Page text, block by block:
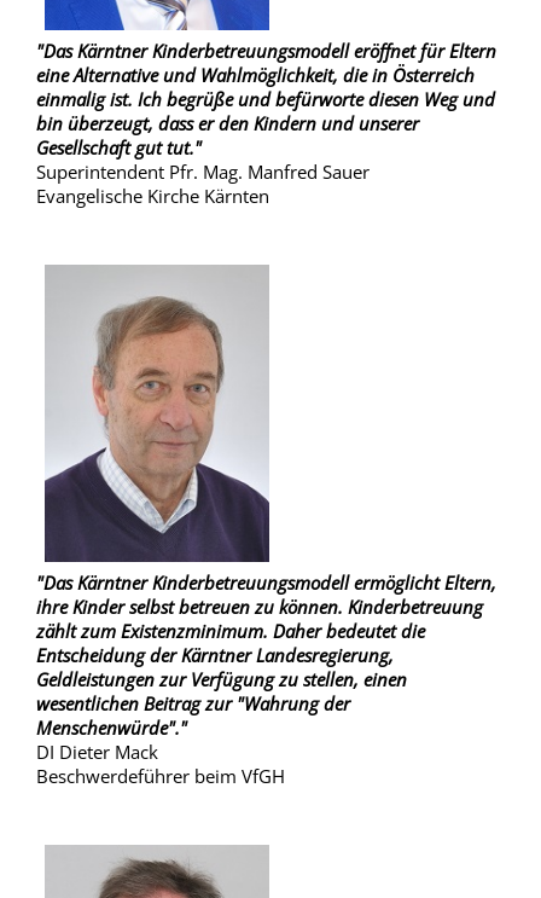
"Das Kärntner Kinderbetreuungsmodell eröffnet für Eltern
eine Alternative und Wahlmöglichkeit, die in Österreich
einmalig ist. Ich begrüße und befürworte diesen Weg und
bin überzeugt, dass er den Kindern und unserer
Gesellschaft gut tut."
Superintendent Pfr. Mag. Manfred Sauer
Evangelische Kirche Kärnten
"Das Kärntner Kinderbetreuungsmodell ermöglicht Eltern,
ihre Kinder selbst betreuen zu können. Kinderbetreuung
zählt zum Existenzminimum. Daher bedeutet die
Entscheidung der Kärntner Landesregierung,
Geldleistungen zur Verfügung zu stellen, einen
wesentlichen Beitrag zur "Wahrung der
Menschenwürde"."
DI Dieter Mack
Beschwerdeführer beim VfGH